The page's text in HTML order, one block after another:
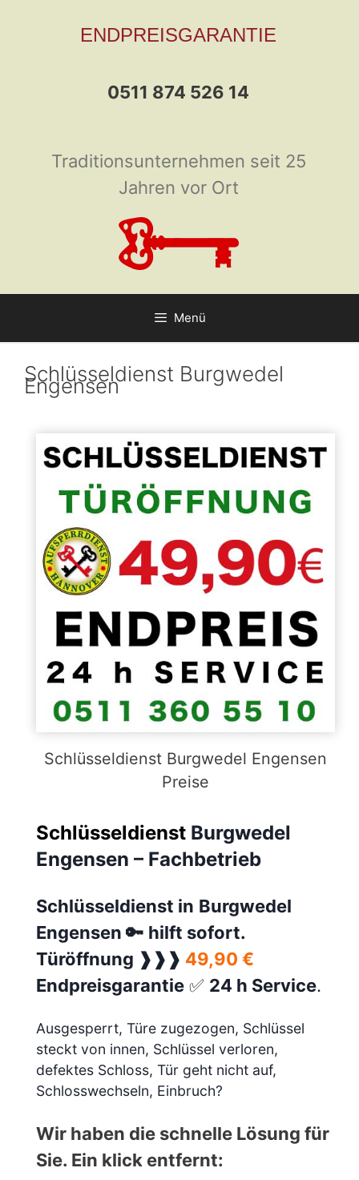
ENDPREISGARANTIE
0511 874 526 14
Traditionsunternehmen seit 25
Jahren vor Ort
Menü
Schlüsseldienst Burgwedel
Engensen
Schlüsseldienst Burgwedel Engensen
Preise
Schlüsseldienst Burgwedel
Engensen – Fachbetrieb
Schlüsseldienst in Burgwedel
Engensen 🔑 hilft sofort.
Türöffnung ❱❱❱ 49,90 €
Endpreisgarantie ✅ 24 h Service.
Ausgesperrt, Türe zugezogen, Schlüssel
steckt von innen, Schlüssel verloren,
defektes Schloss, Tür geht nicht auf,
Schlosswechseln, Einbruch?
Wir haben die schnelle Lösung für
Sie. Ein klick entfernt: